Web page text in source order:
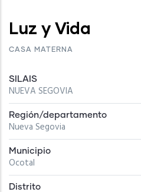
Luz y Vida
CASA MATERNA
SILAIS
NUEVA SEGOVIA
Región/departamento
Nueva Segovia
Municipio
Ocotal
Distrito